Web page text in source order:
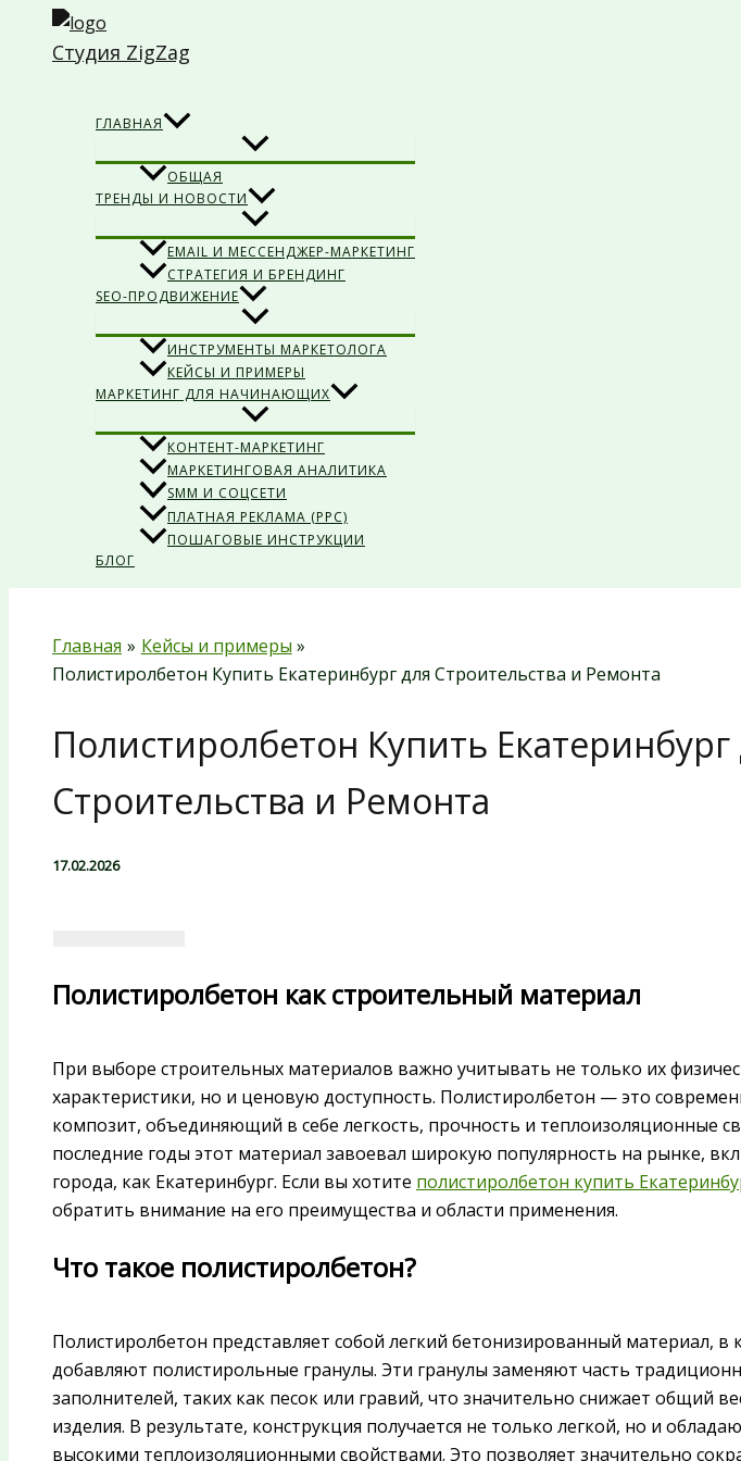
Перейти
Студия ZigZag
ГЛАВНАЯ
ОБЩАЯ
ТРЕНДЫ И НОВОСТИ
EMAIL И МЕССЕНДЖЕР-МАРКЕТИНГ
СТРАТЕГИЯ И БРЕНДИНГ
SEO-ПРОДВИЖЕНИЕ
ИНСТРУМЕНТЫ МАРКЕТОЛОГА
КЕЙСЫ И ПРИМЕРЫ
МАРКЕТИНГ ДЛЯ НАЧИНАЮЩИХ
КОНТЕНТ-МАРКЕТИНГ
МАРКЕТИНГОВАЯ АНАЛИТИКА
SMM И СОЦСЕТИ
ПЛАТНАЯ РЕКЛАМА (PPC)
ПОШАГОВЫЕ ИНСТРУКЦИИ
БЛОГ
Главная
Кейсы и примеры
Полистиролбетон Купить Екатеринбург для Строительства и Ремонта
Полистиролбетон Купить Екатеринбург
Строительства и Ремонта
17.02.2026
Полистиролбетон как строительный материал
При выборе строительных материалов важно учитывать не только их
характеристики, но и ценовую доступность. Полистиролбетон — это
композит, объединяющий в себе легкость, прочность и теплоизоляционные
последние годы этот материал завоевал широкую популярность на рынке,
города, как Екатеринбург. Если вы хотите полистиролбетон купить
обратить внимание на его преимущества и области применения.
Что такое полистиролбетон?
Полистиролбетон представляет собой легкий бетонизированный материал, в
добавляют полистирольные гранулы. Эти гранулы заменяют часть
заполнителей, таких как песок или гравий, что значительно снижает общий
изделия. В результате, конструкция получается не только легкой, но и
высокими теплоизоляционными свойствами. Это позволяет значительно